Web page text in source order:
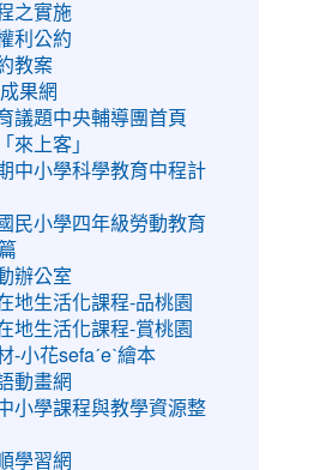
之實施
利公約
教案
果網
議題中央輔導團首頁
來上客」
中小學科學教育中程計
民小學四年級勞動教育
辦公室
地生活化課程-品桃園
地生活化課程-賞桃園
-小花sefaˊeˋ繪本
動畫網
小學課程與教學資源整
學習網